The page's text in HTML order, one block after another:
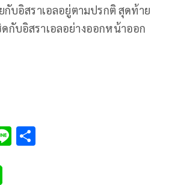
กับอิสราเอลอยู่ตามปรกติ สุดท้าย
กับอิสราเอลอย่างออกหน้าออก
Li